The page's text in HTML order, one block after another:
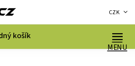
CZK
košík